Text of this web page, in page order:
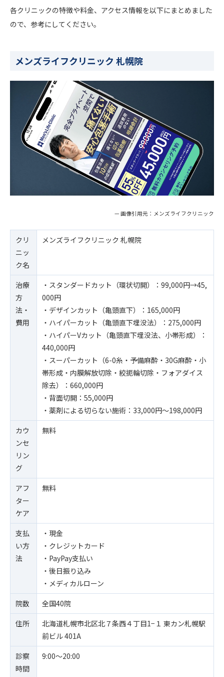
各クリニックの特徴や料金、アクセス情報を以下にまとめました
ので、参考にしてください。
メンズライフクリニック 札幌院
— 画像引用元：メンズライフクリニック
クリ
ニッ
ク名
メンズライフクリニック 札幌院
治療
方
法・
費用
・スタンダードカット（環状切開）：99,000円→45,
000円
・デザインカット（亀頭直下）：165,000円
・ハイパーカット（亀頭直下埋没法）：275,000円
・ハイパーVカット（亀頭直下埋没法、小帯形成）：
440,000円
・スーパーカット（6-0糸・予備麻酔・30G麻酔・小
帯形成・内膜解放切除・絞扼輪切除・フォアダイス
除去）：660,000円
・背面切開：55,000円
・薬剤による切らない施術：33,000円〜198,000円
カウ
ンセ
リン
グ
無料
アフ
ター
ケア
無料
支払
い方
法
・現金
・クレジットカード
・PayPay支払い
・後日振り込み
・メディカルローン
院数
全国40院
住所
北海道札幌市北区北７条西４丁目1−１ 東カン札幌駅
前ビル 401A
診察
時間
9:00〜20:00